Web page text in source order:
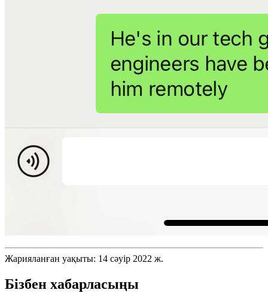
Жарияланған уақыты: 14 сәуір 2022 ж.
Бізбен хабарласыңы